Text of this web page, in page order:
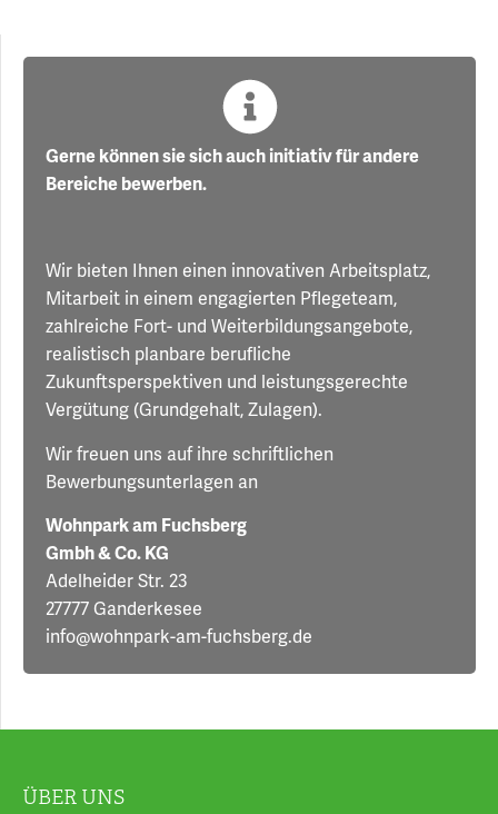
Gerne können sie sich auch initiativ für andere
Bereiche bewerben.
Wir bieten Ihnen einen innovativen Arbeitsplatz,
Mitarbeit in einem engagierten Pflegeteam,
zahlreiche Fort- und Weiterbildungsangebote,
realistisch planbare berufliche
Zukunftsperspektiven und leistungsgerechte
Vergütung (Grundgehalt, Zulagen).
Wir freuen uns auf ihre schriftlichen
Bewerbungsunterlagen an
Wohnpark am Fuchsberg
Gmbh & Co. KG
Adelheider Str. 23
27777 Ganderkesee
info@wohnpark-am-fuchsberg.de
ÜBER UNS